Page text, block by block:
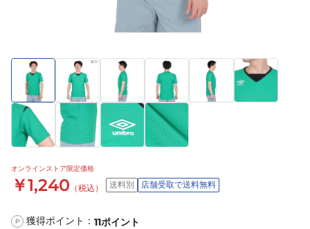
オンラインストア限定価格
￥1,240 （税込） 送料別 店舗受取で送料無料
P 獲得ポイント： 11ポイント